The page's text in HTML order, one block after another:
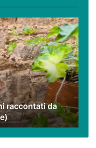
raccontati da